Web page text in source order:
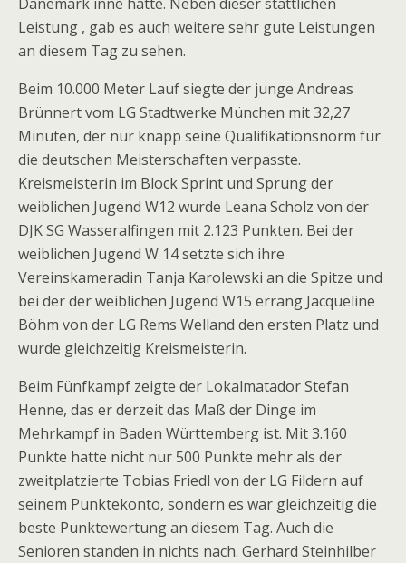
Leistung , gab es auch weitere sehr gute Leistungen
an diesem Tag zu sehen.
Beim 10.000 Meter Lauf siegte der junge Andreas
Brünnert vom LG Stadtwerke München mit 32,27
Minuten, der nur knapp seine Qualifikationsnorm für
die deutschen Meisterschaften verpasste.
Kreismeisterin im Block Sprint und Sprung der
weiblichen Jugend W12 wurde Leana Scholz von der
DJK SG Wasseralfingen mit 2.123 Punkten. Bei der
weiblichen Jugend W 14 setzte sich ihre
Vereinskameradin Tanja Karolewski an die Spitze und
bei der der weiblichen Jugend W15 errang Jacqueline
Böhm von der LG Rems Welland den ersten Platz und
wurde gleichzeitig Kreismeisterin.
Beim Fünfkampf zeigte der Lokalmatador Stefan
Henne, das er derzeit das Maß der Dinge im
Mehrkampf in Baden Württemberg ist. Mit 3.160
Punkte hatte nicht nur 500 Punkte mehr als der
zweitplatzierte Tobias Friedl von der LG Fildern auf
seinem Punktekonto, sondern es war gleichzeitig die
beste Punktewertung an diesem Tag. Auch die
Senioren standen in nichts nach. Gerhard Steinhilber